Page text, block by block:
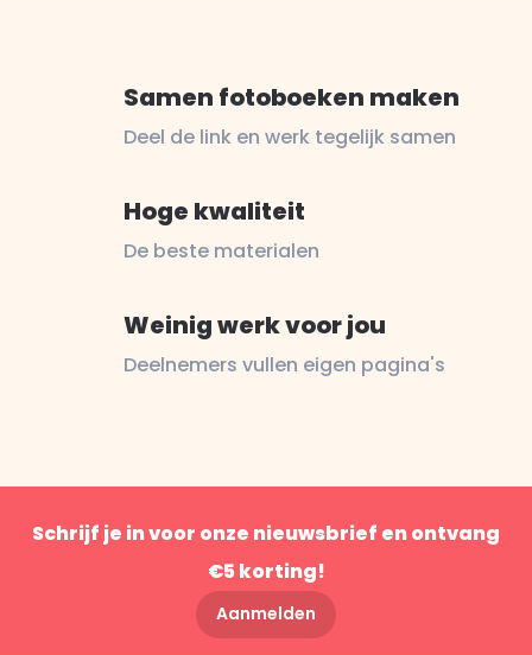
Samen fotoboeken maken
Deel de link en werk tegelijk samen
Hoge kwaliteit
De beste materialen
Weinig werk voor jou
Deelnemers vullen eigen pagina's
Schrijf je in voor onze nieuwsbrief en ontvang
€5 korting!
Aanmelden